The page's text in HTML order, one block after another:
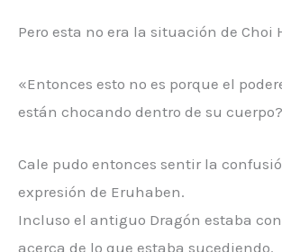
Pero esta no era la situación de Choi
«Entonces esto no es porque el
están chocando dentro de su
Cale pudo entonces sentir la
expresión de Eruhaben.
Incluso el antiguo Dragón estaba
acerca de lo que estaba sucediendo.